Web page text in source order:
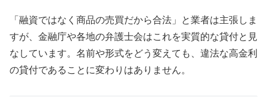
「融資ではなく商品の売買だから合法」と業者は主張しま
すが、金融庁や各地の弁護士会はこれを実質的な貸付と見
なしています。名前や形式をどう変えても、違法な高金利
の貸付であることに変わりはありません。